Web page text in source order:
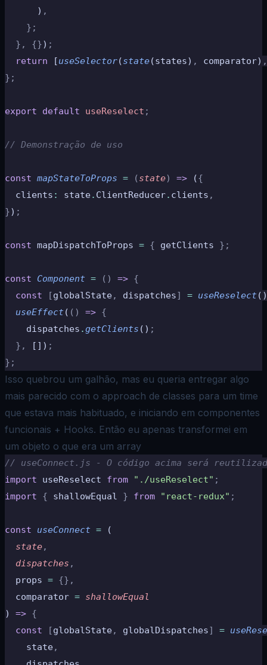
      )
,
    };
  },
{}) ;
  return
[useSelector(state(states) , comparator) ,
};
export default useReselect ;
// Demonstração de uso
const mapStateToProps = (state) => ({
  clients
: state. ClientReducer. clients ,
}) ;
const mapDispatchToProps = { getClients };
const Component = () => {
  const
[globalState, dispatches] = useReselect()
  useEffect
( () => {
    dispatches
.getClients () ;
  },
[]) ;
};
Isso quebrou um galhão, mas eu queria entregar algo
mais parecido com o approach de classes para um time
que estava mais habituado, e iniciando em componentes
funcionais + Hooks. Então eu apenas transformei em
um objeto o que era um array
// useConnect.js - O código acima será
import useReselect from "./useReselect" ;
import { shallowEqual } from "react-redux" ;
const useConnect = (
  state
,
  dispatches
,
  props
= {},
  comparator
= shallowEqual
) => {
  const
[globalState, globalDispatches] =
    state
,